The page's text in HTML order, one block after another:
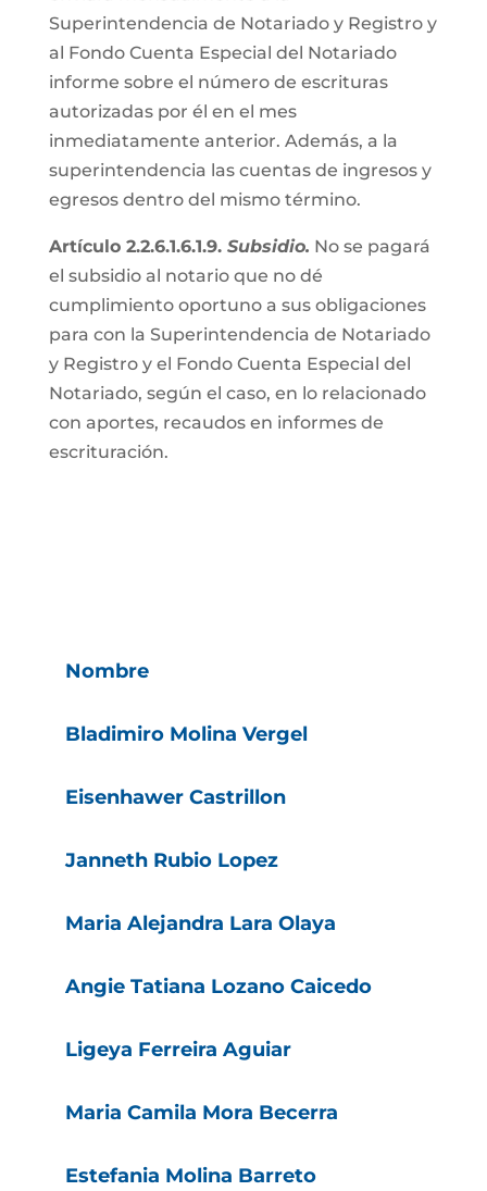
Superintendencia de Notariado y Registro y
al Fondo Cuenta Especial del Notariado
informe sobre el número de escrituras
autorizadas por él en el mes
inmediatamente anterior. Además, a la
superintendencia las cuentas de ingresos y
egresos dentro del mismo término.
Artículo 2.2.6.1.6.1.9. Subsidio. No se pagará
el subsidio al notario que no dé
cumplimiento oportuno a sus obligaciones
para con la Superintendencia de Notariado
y Registro y el Fondo Cuenta Especial del
Notariado, según el caso, en lo relacionado
con aportes, recaudos en informes de
escrituración.
Nombre
Bladimiro Molina Vergel
Eisenhawer Castrillon
Janneth Rubio Lopez
Maria Alejandra Lara Olaya
Angie Tatiana Lozano Caicedo
Ligeya Ferreira Aguiar
Maria Camila Mora Becerra
Estefania Molina Barreto